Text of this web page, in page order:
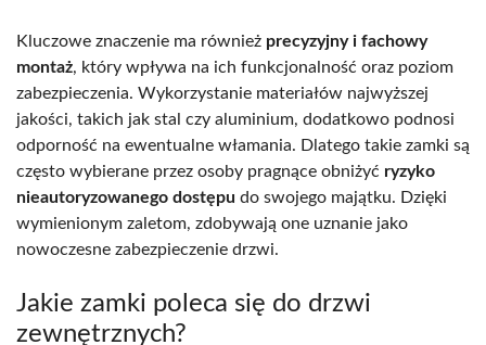
Kluczowe znaczenie ma również precyzyjny i fachowy
montaż, który wpływa na ich funkcjonalność oraz poziom
zabezpieczenia. Wykorzystanie materiałów najwyższej
jakości, takich jak stal czy aluminium, dodatkowo podnosi
odporność na ewentualne włamania. Dlatego takie zamki są
często wybierane przez osoby pragnące obniżyć ryzyko
nieautoryzowanego dostępu do swojego majątku. Dzięki
wymienionym zaletom, zdobywają one uznanie jako
nowoczesne zabezpieczenie drzwi.
Jakie zamki poleca się do drzwi
zewnętrznych?